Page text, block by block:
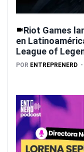
Riot Games
en
League of
POR ENTREPRENERD